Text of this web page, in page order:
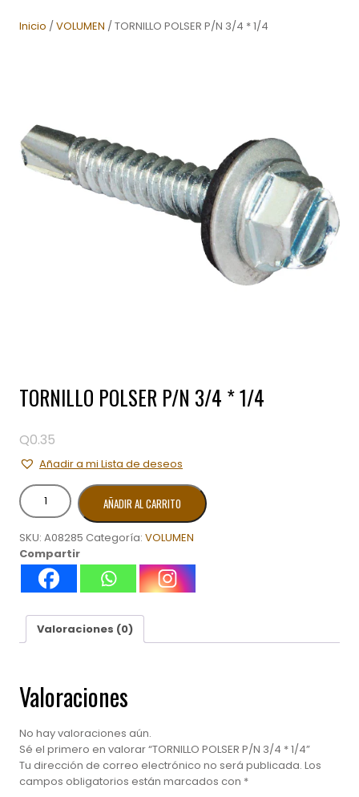
Inicio /VOLUMEN / TORNILLO POLSER P/N 3/4 * 1/4
TORNILLO POLSER P/N 3/4 * 1/4
Q0.35
Añadir a mi Lista de deseos
TORNILLO
POLSER
3/4
*
cantidad
AÑADIR AL CARRITO
SKU: A08285 Categoría: VOLUMEN
Compartir
Valoraciones (0)
Valoraciones
No hay valoraciones aún.
Sé el primero en valorar “TORNILLO POLSER P/N 3/4 * 1/4”
Tu dirección de correo electrónico no será publicada. Los
campos obligatorios están marcados con *